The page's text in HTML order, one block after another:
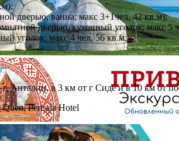
дверью, ванна; макс 3+1чел, 42 кв.м);
дверью, кухонный уголок; макс 5
уголок; макс 4 чел, 56 кв.м;);
Анталии, в 3 км от г Сиде и в 10 км от
Perissia Hotel